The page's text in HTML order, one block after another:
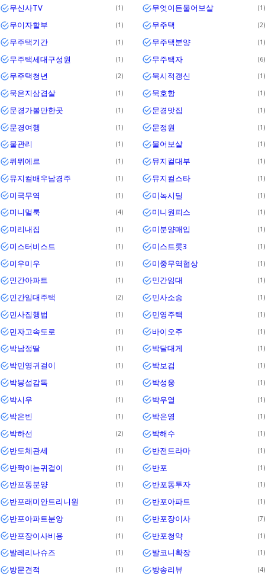
무신사TV 1 무엇이든물어보살 1
무이자할부 1 무주택 2
무주택기간 1 무주택분양 1
무주택세대구성원 1 무주택자 6
무주택청년 2 묵시적갱신 1
묵은지삼겹살 1 묵호항 1
문경가볼만한곳 1 문경맛집 1
문경여행 1 문정원 1
물관리 1 물어보살 1
뮈뮈에르 1 뮤지컬대부 1
뮤지컬배우남경주 1 뮤지컬스타 1
미국무역 1 미녹시딜 1
미니멀룩 4 미니원피스 1
미리내집 1 미분양매입 1
미스터비스트 1 미스트롯3 1
미우미우 1 미중무역협상 1
민간아파트 1 민간임대 1
민간임대주택 2 민사소송 1
민사집행법 1 민영주택 1
민자고속도로 1 바이오주 1
박남정딸 1 박달대게 1
박민영귀걸이 1 박보검 1
박봉섭감독 1 박성웅 1
박시우 1 박우열 1
박은빈 1 박은영 1
박하선 2 박해수 1
반도체관세 1 반전드라마 1
반짝이는귀걸이 1 반포 1
반포동분양 1 반포동투자 1
반포래미안트리니원 1 반포아파트 1
반포아파트분양 1 반포장이사 7
반포장이사비용 1 반포청약 1
발레리나슈즈 1 발코니확장 1
방문견적 1 방송리뷰 4